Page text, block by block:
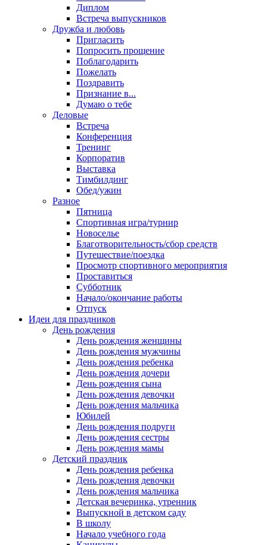
Диплом
Встреча выпускников
Дружба и любовь
Пригласить
Попросить прощение
Поблагодарить
Пожелать
Поздравить
Признание в...
Думаю о тебе
Деловые
Встреча
Конференция
Тренинг
Корпоратив
Выставка
Тимбилдинг
Обед/ужин
Разное
Пятница
Спортивная игра/турнир
Новоселье
Благотворительность/сбор средств
Путешествие/поездка
Просмотр спортивного мероприятия
Проставиться
Субботник
Начало/окончание работы
Отпуск
Идеи для праздников
День рождения
День рождения женщины
День рождения мужчины
День рождения ребенка
День рождения дочери
День рождения сына
День рождения девочки
День рождения мальчика
Юбилей
День рождения подруги
День рождения сестры
День рождения мамы
Детский праздник
День рождения ребенка
День рождения девочки
День рождения мальчика
Детская вечеринка, утренник
Выпускной в детском саду
В школу
Начало учебного года